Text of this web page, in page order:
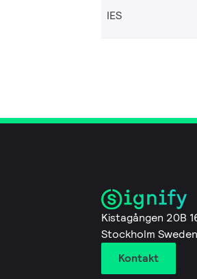
IES
Kistagången 20B
Stockholm Sweden
Kontakt